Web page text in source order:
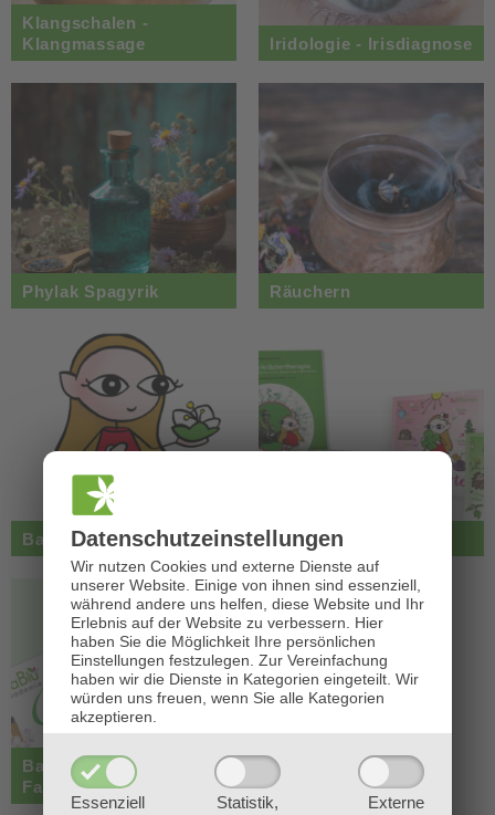
Datenschutz­einstellungen
Wir nutzen Cookies und externe Dienste auf
unserer Website. Einige von ihnen sind essenziell,
während andere uns helfen, diese Website und Ihr
Erlebnis auf der Website zu verbessern. Hier
haben Sie die Möglichkeit Ihre persönlichen
Einstellungen festzulegen. Zur Vereinfachung
haben wir die Dienste in Kategorien eingeteilt. Wir
würden uns freuen, wenn Sie alle Kategorien
akzeptieren.
Essenziell
Statistik,
Externe
Klangschalen -
Klangmassage
Iridologie - Irisdiagnose
Phylak Spagyrik Räuchern
BaBlümchen® Geschenk-Tipps
BaBlü® Gutscheine &
Fanartikel